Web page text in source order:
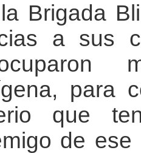
Brigada
a sus
para
que
de